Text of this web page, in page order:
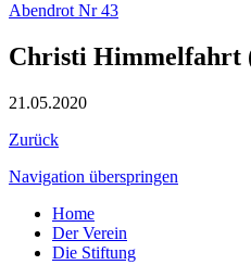
Abendrot Nr 43
Christi Himmelfahrt
21.05.2020
Zurück
Navigation überspringen
Home
Der Verein
Die Stiftung